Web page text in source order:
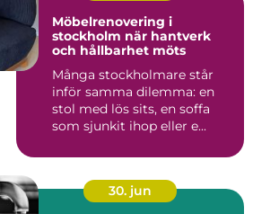
Möbelrenovering i
stockholm när hantverk
och hållbarhet möts
Många stockholmare står
inför samma dilemma: en
stol med lös sits, en soffa
som sjunkit ihop eller e...
30. jun